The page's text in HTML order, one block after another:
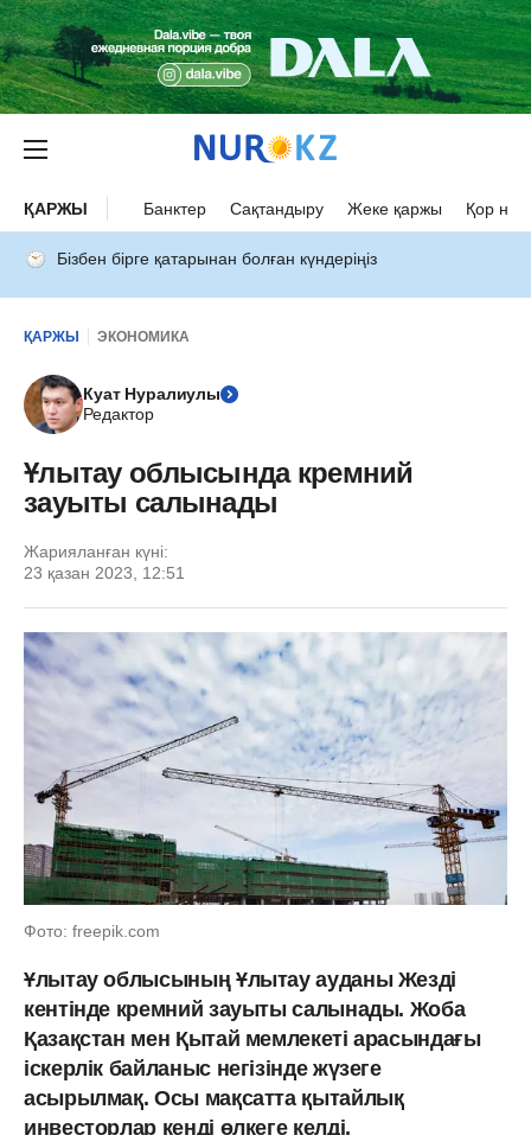
ҚАРЖЫ Банктер Сақтандыру Жеке қаржы Қор
Бізбен бірге қатарынан болған күндеріңіз
ҚАРЖЫ ЭКОНОМИКА
Куат Нуралиулы
Редактор
Ұлытау облысында кремний
зауыты салынады
Жарияланған күні:
23 қазан 2023, 12:51
Фото: freepik.com
Ұлытау облысының Ұлытау ауданы Жезді
кентінде кремний зауыты салынады. Жоба
Қазақстан мен Қытай мемлекеті арасындағы
іскерлік байланыс негізінде жүзеге
асырылмақ. Осы мақсатта қытайлық
инвесторлар кенді өлкеге келді.